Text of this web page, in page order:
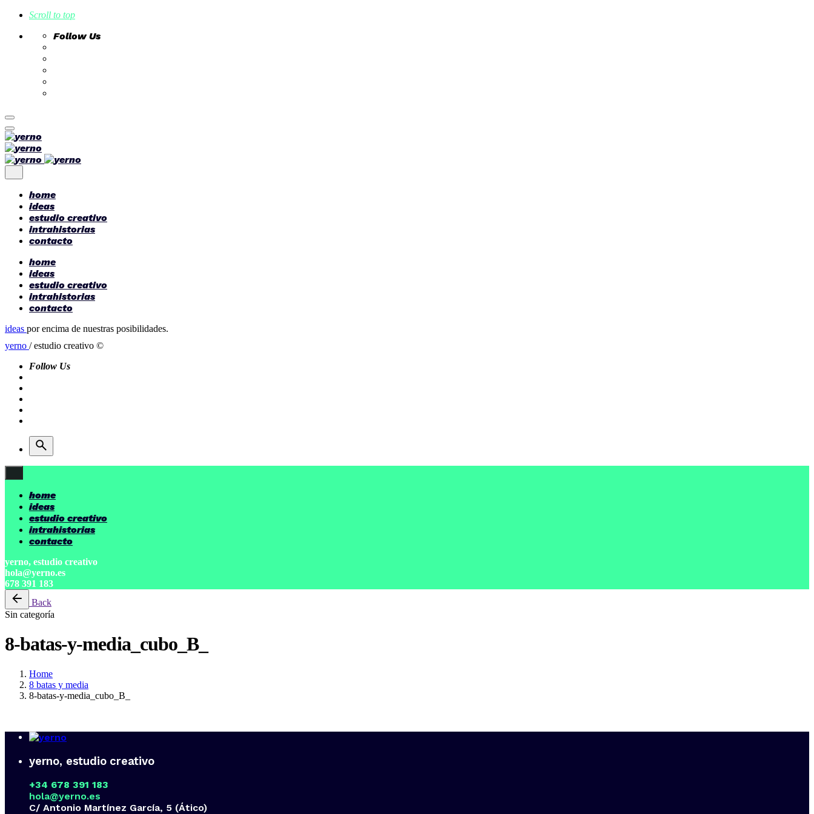
Scroll to top
Follow Us
Skip
to
content
home
ideas
estudio creativo
intrahistorias
contacto
home
ideas
estudio creativo
intrahistorias
contacto
ideas por encima de nuestras posibilidades.
yerno / estudio creativo ©
Follow Us
home
ideas
estudio creativo
intrahistorias
contacto
yerno, estudio creativo
hola@yerno.es
678 391 183
Back
Sin categoría
8-batas-y-media_cubo_B_
Home
8 batas y media
8-batas-y-media_cubo_B_
yerno, estudio creativo
+34 678 391 183
hola@yerno.es
C/ Antonio Martínez García, 5 (Ático)